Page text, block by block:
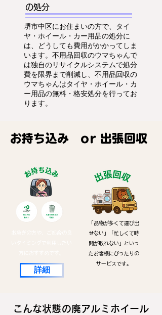
の処分
堺市中区にお住まいの方で、タイ
ヤ・ホイール・カー用品の処分に
は、どうしても費用がかかってしま
います。不用品回収のウマちゃんで
は独自のリサイクルシステムで処分
費を限界まで削減し、不用品回収の
ウマちゃんはタイヤ・ホイール・カ
ー用品の無料・格安処分を行ってお
ります。
​お持ち込み or 出張回収
詳細
「品物が多くて運び出
せない」「忙しくて時
間が取れない」といっ
たお客様にぴったりの
サービスです。
こんな状態の廃アルミホイール